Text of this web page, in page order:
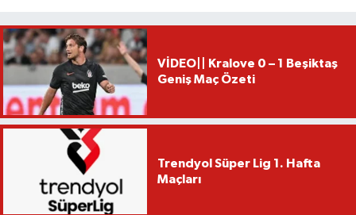
VİDEO|| Kralove 0 – 1 Beşiktaş
Geniş Maç Özeti
Trendyol Süper Lig 1. Hafta
Maçları